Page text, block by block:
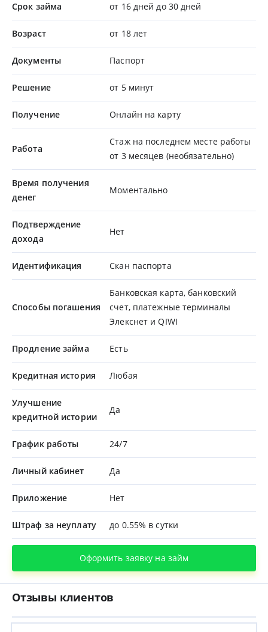
Срок займа от 16 дней до 30 дней
Возраст от 18 лет
Документы Паспорт
Решение от 5 минут
Получение Онлайн на карту
Работа
Стаж на последнем месте работы
от 3 месяцев (необязательно)
Время получения
денег
Моментально
Подтверждение
дохода
Нет
Идентификация Скан паспорта
Способы погашения
Банковская карта, банковский
счет, платежные терминалы
Элекснет и QIWI
Продление займа Есть
Кредитная история Любая
Улучшение
кредитной истории
Да
График работы 24/7
Личный кабинет Да
Приложение Нет
Штраф за неуплату до 0.55% в сутки
Оформить заявку на займ
Отзывы клиентов